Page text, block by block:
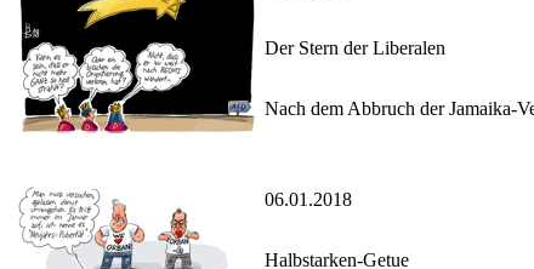
Der Stern der Liberalen
Nach dem Abbruch der Jamaika-
06.01.2018
Halbstarken-Getue